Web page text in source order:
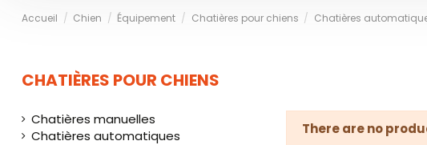
Accueil Chien Équipement Chatières pour chiens Chatières
There are no
CHATIÈRES POUR CHIENS
Chatières manuelles
Chatières automatiques